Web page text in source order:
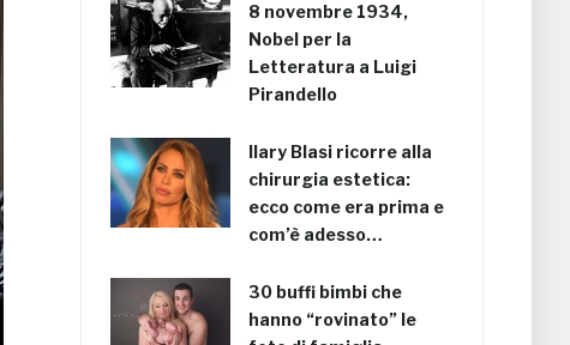
8 novembre 1934,
Nobel per la
Letteratura a Luigi
Pirandello
Ilary Blasi ricorre alla
chirurgia estetica:
ecco come era prima e
com’è adesso…
30 buffi bimbi che
hanno “rovinato” le